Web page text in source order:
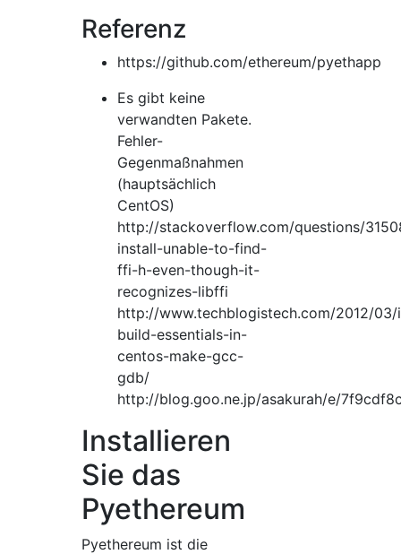
Referenz
https://github.com/ethereum/pyethapp
Es gibt keine
verwandten Pakete.
Fehler-
Gegenmaßnahmen
(hauptsächlich
CentOS)
http://stackoverflow.com/questions/
install-unable-to-find-
ffi-h-even-though-it-
recognizes-libffi
http://www.techblogistech.com/2012/
build-essentials-in-
centos-make-gcc-
gdb/
http://blog.goo.ne.jp/asakurah/e/
Installieren
Sie das
Pyethereum
Pyethereum ist die